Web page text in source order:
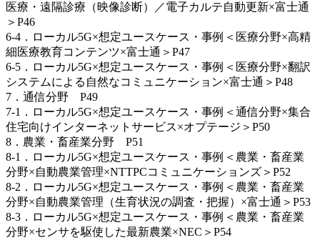
医療・遠隔診療（映像診断）／電子カルテ自動更新×富士通
＞P46
6-4．ローカル5G×想定ユースケース・事例＜医療分野×高精
細医療教育コンテンツ×富士通＞P47
6-5．ローカル5G×想定ユースケース・事例＜医療分野×翻訳
システムによる自然なコミュニケーション×富士通＞P48
7．通信分野 P49
7-1．ローカル5G×想定ユースケース・事例＜通信分野×集合
住宅向けインターネットサービス×オプテージ＞P50
8．農業・畜産業分野 P51
8-1．ローカル5G×想定ユースケース・事例＜農業・畜産業
分野×自動農業管理×NTTPCコミュニケーションズ＞P52
8-2．ローカル5G×想定ユースケース・事例＜農業・畜産業
分野×自動農業管理（生育状況の調査・把握）×富士通＞P53
8-3．ローカル5G×想定ユースケース・事例＜農業・畜産業
分野×センサを駆使した最新農業×NEC＞P54